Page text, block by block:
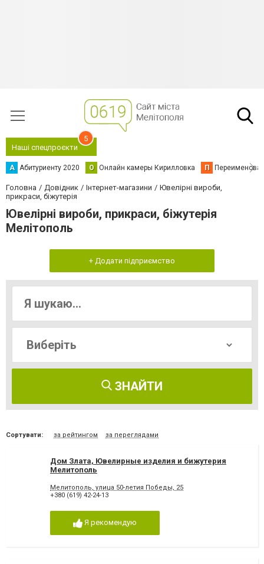
Наші спецпроєкти
5
А Абитуриенту 2020 О Онлайн камеры Кирилловка П
Головна Довідник Інтернет-магазини
Ювелірні вироби,
прикраси, біжутерія
Ювелірні вироби, прикраси, біжутерія
Мелітополь
+ Додати підприємство
ЗНАЙТИ
Сортувати: за рейтингом за переглядами
Дом Злата, Ювелирные изделия и бижутерия
Мелитополь
Мелитополь, улица 50-летия Победы, 25
+380 (619) 42-24-13
Я рекомендую